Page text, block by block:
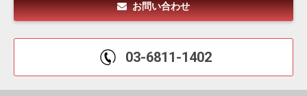
お問い合わせ
03-6811-1402